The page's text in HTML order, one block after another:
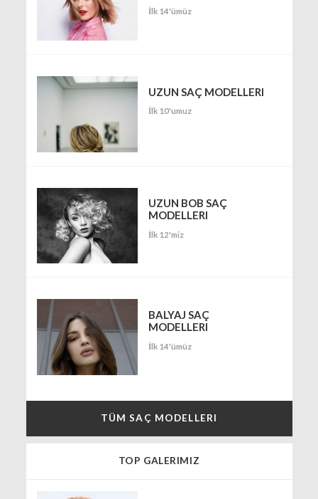
İlk 14'ümüz
UZUN SAÇ MODELLERI
İlk 10'umuz
UZUN BOB SAÇ
MODELLERI
İlk 12'miz
BALYAJ SAÇ
MODELLERI
İlk 14'ümüz
TÜM SAÇ MODELLERI
TOP GALERIMIZ